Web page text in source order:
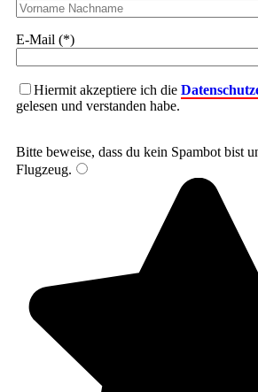
E-Mail (*)
Hiermit akzeptiere ich die
gelesen und verstanden habe.
Bitte beweise, dass du kein Spambot bist
Flugzeug.